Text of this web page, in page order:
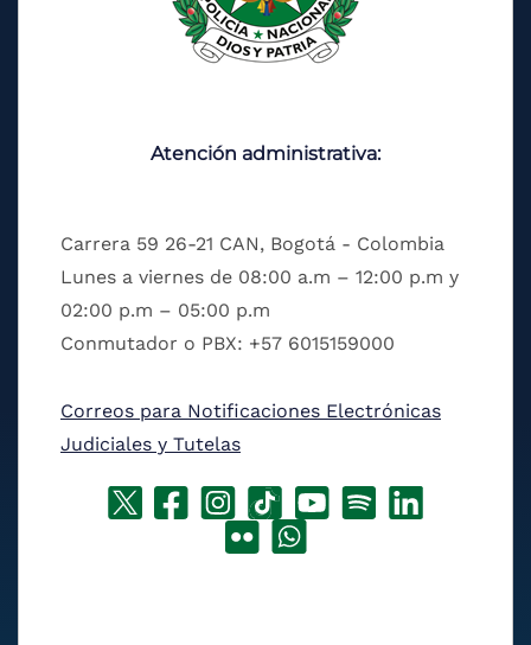
Atención administrativa:
Carrera 59 26-21 CAN, Bogotá - Colombia
Lunes a viernes de 08:00 a.m – 12:00 p.m y
02:00 p.m – 05:00 p.m
Conmutador o PBX: +57 6015159000
Correos para Notificaciones Electrónicas
Judiciales y Tutelas